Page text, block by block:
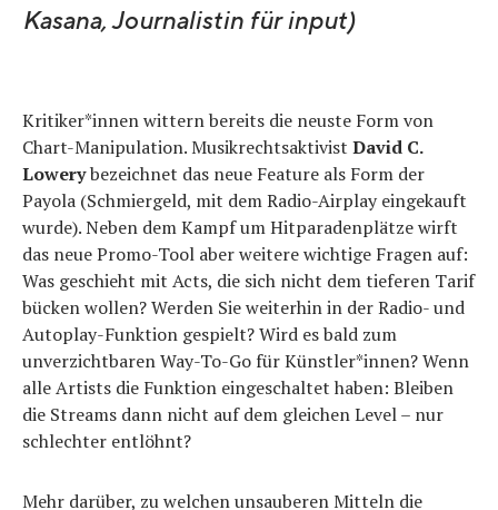
Kasana, Journalistin für input)
Kritiker*innen wittern bereits die neuste Form von
Chart-Manipulation. Musikrechtsaktivist David C.
Lowerybezeichnet das neue Feature als Form der
Payola (Schmiergeld, mit dem Radio-Airplay eingekauft
wurde). Neben dem Kampf um Hitparadenplätze wirft
das neue Promo-Tool aber weitere wichtige Fragen auf:
Was geschieht mit Acts, die sich nicht dem tieferen Tarif
bücken wollen? Werden Sie weiterhin in der Radio- und
Autoplay-Funktion gespielt? Wird es bald zum
unverzichtbaren Way-To-Go für Künstler*innen? Wenn
alle Artists die Funktion eingeschaltet haben: Bleiben
die Streams dann nicht auf dem gleichen Level – nur
schlechter entlöhnt?
Mehr darüber, zu welchen unsauberen Mitteln die